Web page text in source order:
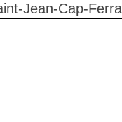
Jean-Cap-